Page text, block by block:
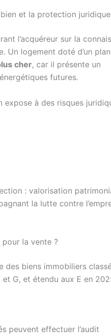
bien et la protection juridique
l’acquéreur sur la
Un logement doté d’un
cher, car il présente un
futures.
à des risques
: valorisation
la lutte contre
la vente ?
des biens immobiliers
G, et étendu aux E en
peuvent effectuer l’audit